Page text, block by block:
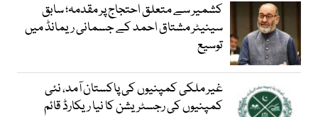
کشمیر سے متعلق احتجاج پر مقدمہ؛ سابق
سینیٹر مشتاق احمد کے جسمانی ریمانڈ میں
توسیع
غیر ملکی کمپنیوں کی پاکستان آمد، نئی
کمپنیوں کی رجسٹریشن کا نیا ریکارڈ قائم